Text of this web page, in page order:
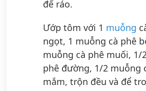
để ráo.
Ướp tôm với 1 muỗng
ngọt, 1 muỗng cà phê
muỗng cà phê muối, 1/
phê đường, 1/2 muỗng
mắm, trộn đều và để